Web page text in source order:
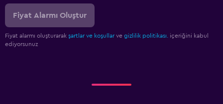
Fiyat Alarmı Oluştur
Fiyat alarmı oluşturarak şartlar ve koşullar ve gizlilik politikası. içeriğini kabul
ediyorsunuz